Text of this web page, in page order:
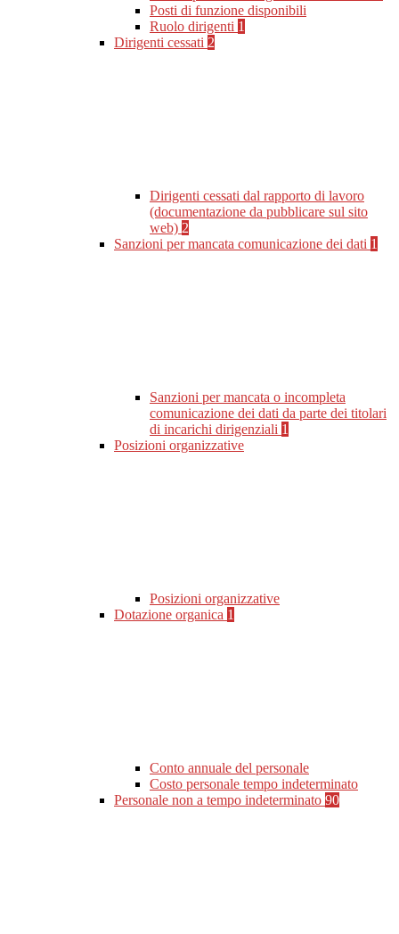
Posti di funzione disponibili
Ruolo dirigenti 1
Dirigenti cessati 2
Dirigenti cessati dal rapporto di lavoro
(documentazione da pubblicare sul sito
web) 2
Sanzioni per mancata comunicazione dei dati 1
Sanzioni per mancata o incompleta
comunicazione dei dati da parte dei titolari
di incarichi dirigenziali 1
Posizioni organizzative
Posizioni organizzative
Dotazione organica 1
Conto annuale del personale
Costo personale tempo indeterminato
Personale non a tempo indeterminato 90